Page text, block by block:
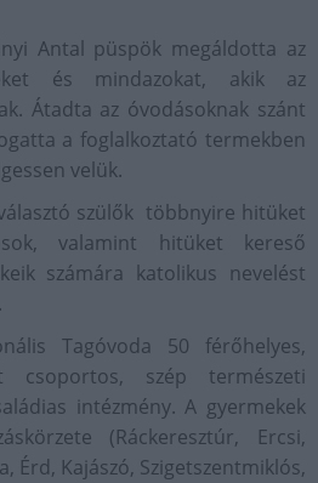
Antal püspök megáldotta az
és mindazokat, akik az
Átadta az óvodásoknak szánt
a foglalkoztató termekben
velük.
szülők többnyire hitüket
valamint hitüket kereső
számára katolikus nevelést
Tagóvoda 50 férőhelyes,
szép természeti
intézmény. A gyermekek
(Ráckeresztúr, Ercsi,
Érd, Kajászó, Szigetszentmiklós,